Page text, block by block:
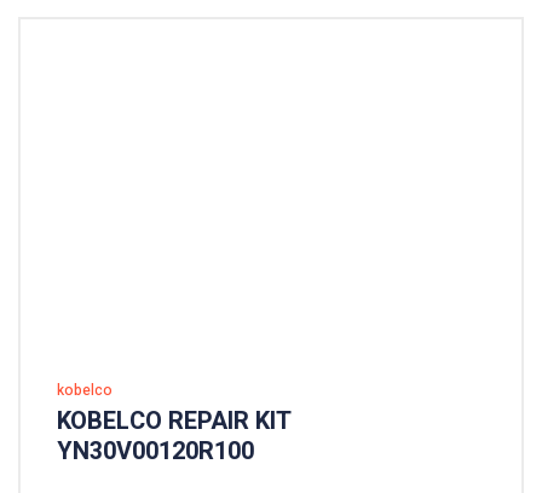
kobelco
KOBELCO REPAIR KIT
YN30V00120R100